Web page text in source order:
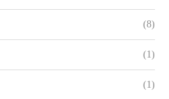
(8)
(1)
(1)